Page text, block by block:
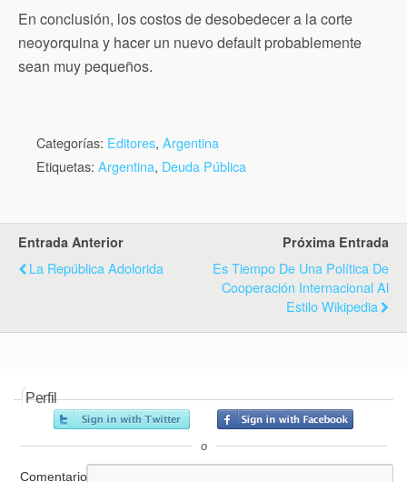
En conclusión, los costos de desobedecer a la corte
neoyorquina y hacer un nuevo default probablemente
sean muy pequeños.
Categorías: Editores, Argentina
Etiquetas: Argentina, Deuda Pública
Entrada Anterior
La República Adolorida
Próxima Entrada
Es Tiempo De Una Política De
Cooperación Internacional Al
Estilo Wikipedia
Perfil
o
Comentario